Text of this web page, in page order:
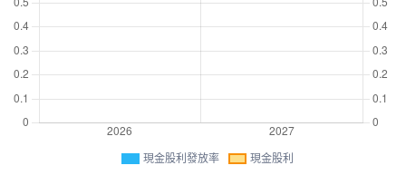
現金股利發放率 現金股利